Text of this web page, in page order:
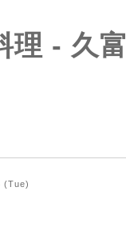
理 - 久富
(Tue)